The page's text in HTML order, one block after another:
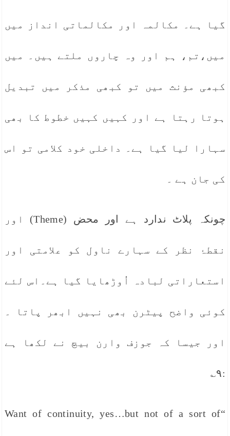
گیا ہے۔ مکالمہ اور مکالماتی انداز میں
میں،تم، ہم اور وہ چاروں ملتے ہیں۔ میں
کبھی مؤنث میں تو کبھی مذکر میں تبدیل
ہوتا رہتا ہے اور کہیں کہیں خطوط کا بھی
سہارا لیا گیا ہے۔ داخلی خود کلامی تو اس
کی جان ہے ۔
چونکہ پلاٹ ندارد ہے اور محض (Theme) اور
نقطۂ نظر کے سہارے ناول کو علامتی اور
استعاراتی لبادہ اُوڑھایا گیا ہے۔اس لئے
کوئی واضح پیٹرن بھی نہیں ابھر پاتا ۔
اور جیسا کہ جوزف وارن بیچ نے لکھا ہے
:۹؎
“Want of continuity, yes…but not of a sort of